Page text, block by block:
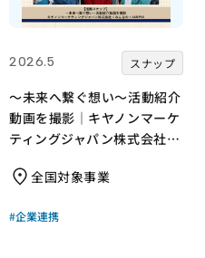
2026.5 スナップ
～未来へ繋ぐ想い～活動紹介
動画を撮影｜キヤノンマーケ
ティングジャパン株式会社×
全国対象事業
#企業連携